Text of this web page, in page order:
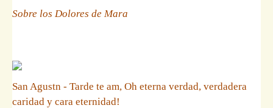
Sobre los Dolores de Mara
San Agustn - Tarde te am, Oh eterna verdad, verdadera
caridad y cara eternidad!